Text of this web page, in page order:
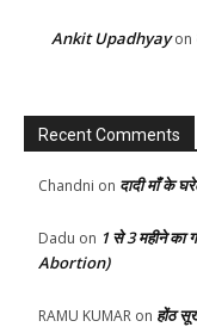
Ankit Upadhyayon
Recent Comments
Chandni on दादी माँ के
Dadu on 1 से 3 महीने
Abortion)
RAMU KUMAR on होंठ